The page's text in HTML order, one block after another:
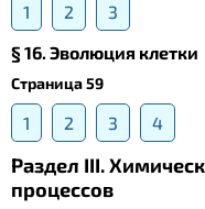
1 2
3
§ 16. Эволюция клетки
Страница 59
1 2 3 4
Раздел III.
процессов